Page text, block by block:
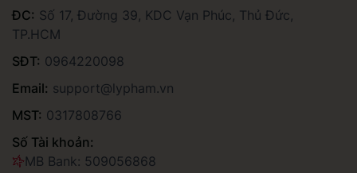
ĐC: Số 17, Đường 39, KDC Vạn Phúc, Thủ Đức,
TP.HCM
SĐT: 0964220098
Email: support@lypham.vn
MST: 0317808766
Số Tài khoản:
MB Bank: 509056868